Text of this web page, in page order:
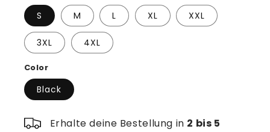
S M L XL XXL
3XL 4XL
Color
Black
Erhalte deine Bestellung in 2 bis 5